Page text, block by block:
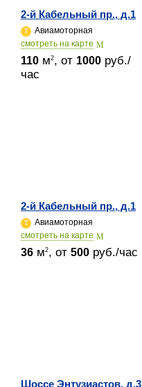
2-й Кабельный пр., д.1
Авиамоторная
cмотреть на карте
110 м2, от 1000 руб./
час
2-й Кабельный пр., д.1
Авиамоторная
cмотреть на карте
36 м2, от 500 руб./час
Шоссе Энтузиастов, д.3